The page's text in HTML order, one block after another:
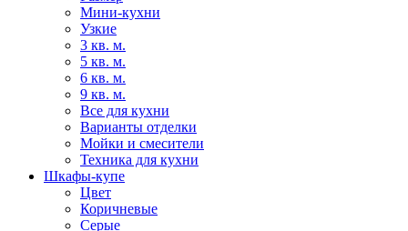
Мини-кухни
Узкие
3 кв. м.
5 кв. м.
6 кв. м.
9 кв. м.
Все для кухни
Варианты отделки
Мойки и смесители
Техника для кухни
Шкафы-купе
Цвет
Коричневые
Серые